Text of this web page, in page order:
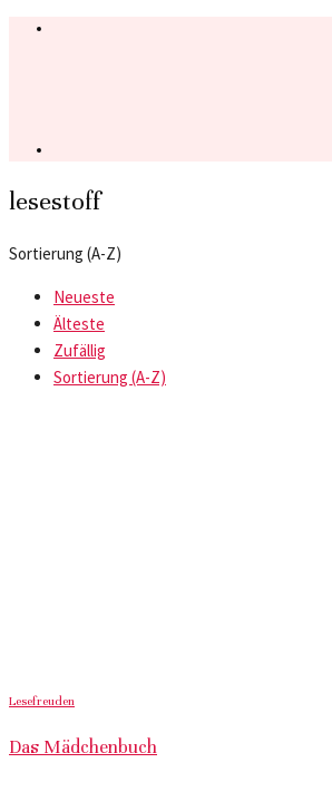
lesestoff
Sortierung (A-Z)
Neueste
Älteste
Zufällig
Sortierung (A-Z)
Lesefreuden
Das Mädchenbuch